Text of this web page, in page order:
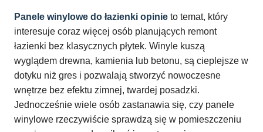
Panele winylowe do łazienki opinie to temat, który
interesuje coraz więcej osób planujących remont
łazienki bez klasycznych płytek. Winyle kuszą
wyglądem drewna, kamienia lub betonu, są cieplejsze w
dotyku niż gres i pozwalają stworzyć nowoczesne
wnętrze bez efektu zimnej, twardej posadzki.
Jednocześnie wiele osób zastanawia się, czy panele
winylowe rzeczywiście sprawdzą się w pomieszczeniu